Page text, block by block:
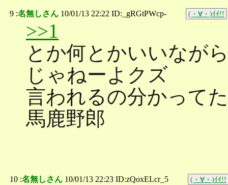
9 :名無しさん 10/01/13 22:22 ID:_gRGtPWcp- (・∀・)ｲｲ!!
>>1
とか何とかいいなが
じゃねーよクズ
言われるの分かって
馬鹿野郎
10 :名無しさん 10/01/13 22:23 ID:zQoxELcr_5 (・∀・)ｲｲ!!